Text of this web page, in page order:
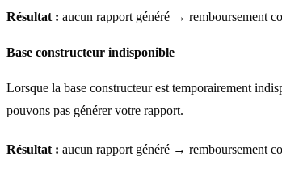
Résultat : aucun rapport généré → remboursement
Base constructeur indisponible
Lorsque la base constructeur est temporairement
pouvons pas générer votre rapport.
Résultat : aucun rapport généré → remboursement